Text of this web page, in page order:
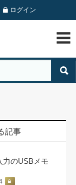
ログイン
記事
力のUSBメモ